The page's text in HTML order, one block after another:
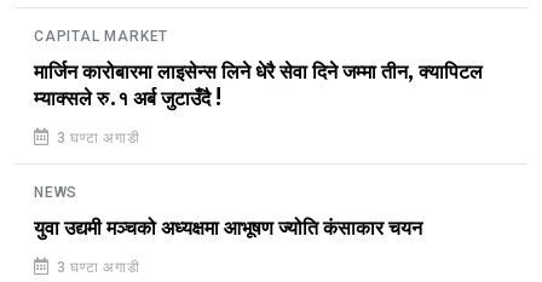
CAPITAL MARKET
मार्जिन कारोबारमा लाइसेन्स लिने धेरै सेवा दिने जम्मा तीन, क्यापिटल
म्याक्सले रु.१ अर्ब जुटाउँदै !
3 घण्टा अगाडी
NEWS
युवा उद्यमी मञ्चको अध्यक्षमा आभूषण ज्योति कंसाकार चयन
3 घण्टा अगाडी